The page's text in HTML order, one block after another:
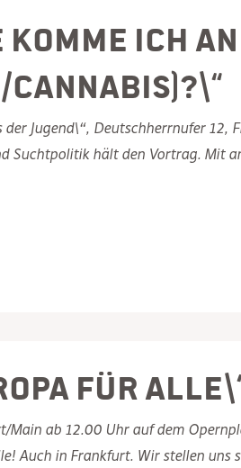
ich
Jugend\“, Deutschherrnufer 12,
Suchtpolitik hält den Vortrag. Mit
für
ab 12.00 Uhr auf dem
Auch in Frankfurt. Wir stellen uns